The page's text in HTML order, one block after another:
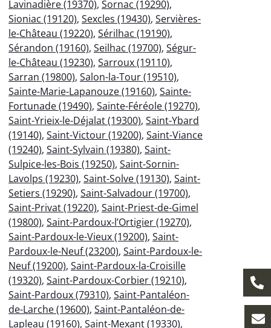
Lavinadière (19370), Sornac (19290),
Sioniac (19120), Sexcles (19430), Servières-
le-Château (19220), Sérilhac (19190),
Sérandon (19160), Seilhac (19700), Ségur-
le-Château (19230), Sarroux (19110),
Sarran (19800), Salon-la-Tour (19510),
Sainte-Marie-Lapanouze (19160), Sainte-
Fortunade (19490), Sainte-Féréole (19270),
Saint-Yrieix-le-Déjalat (19300), Saint-Ybard
(19140), Saint-Victour (19200), Saint-Viance
(19240), Saint-Sylvain (19380), Saint-
Sulpice-les-Bois (19250), Saint-Sornin-
Lavolps (19230), Saint-Solve (19130), Saint-
Setiers (19290), Saint-Salvadour (19700),
Saint-Privat (19220), Saint-Priest-de-Gimel
(19800), Saint-Pardoux-l’Ortigier (19270),
Saint-Pardoux-le-Vieux (19200), Saint-
Pardoux-le-Neuf (23200), Saint-Pardoux-le-
Neuf (19200), Saint-Pardoux-la-Croisille
(19320), Saint-Pardoux-Corbier (19210),
Saint-Pardoux (79310), Saint-Pantaléon-
de-Larche (19600), Saint-Pantaléon-de-
Lapleau (19160), Saint-Mexant (19330),